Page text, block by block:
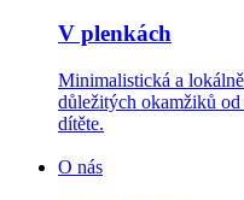
V plenkách
Minimalistická a
důležitých okamžiků
dítěte.
O nás